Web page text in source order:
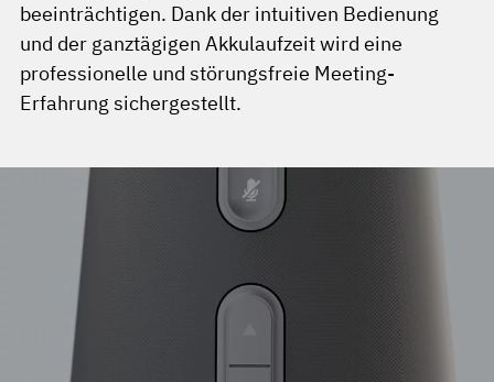
beeinträchtigen. Dank der intuitiven Bedienung
und der ganztägigen Akkulaufzeit wird eine
professionelle und störungsfreie Meeting-
Erfahrung sichergestellt.